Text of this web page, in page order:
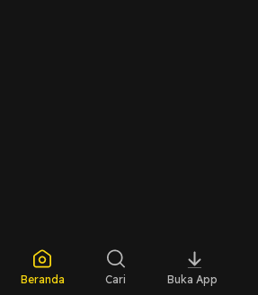
Beranda Cari Buka App